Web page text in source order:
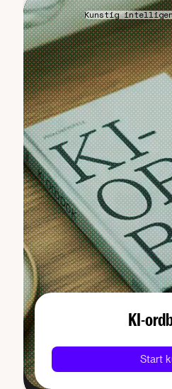
Kunstig
KI-
Start